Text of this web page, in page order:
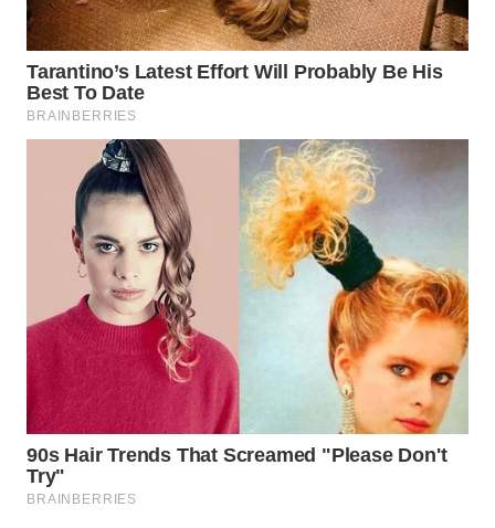
WN
PRIANGAN
TIMUR
SEMARANG
WN
SOLO
WN
BOROBUDUR
WN
MADURA
SURABAYA